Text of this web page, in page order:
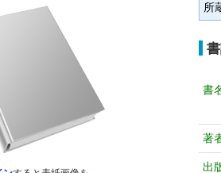
所
書
著
出